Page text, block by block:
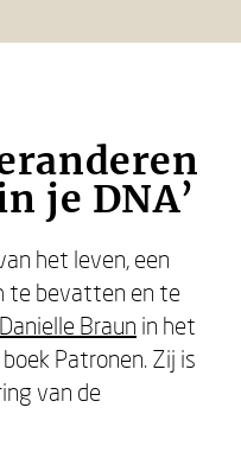
je DNA’
het leven, een
te bevatten en te
Danielle Braun in het
Patronen. Zij is
van de